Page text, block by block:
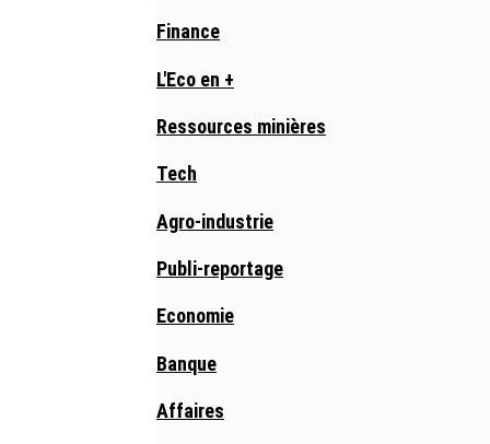
Finance
L'Eco en +
Ressources minières
Tech
Agro-industrie
Publi-reportage
Economie
Banque
Affaires